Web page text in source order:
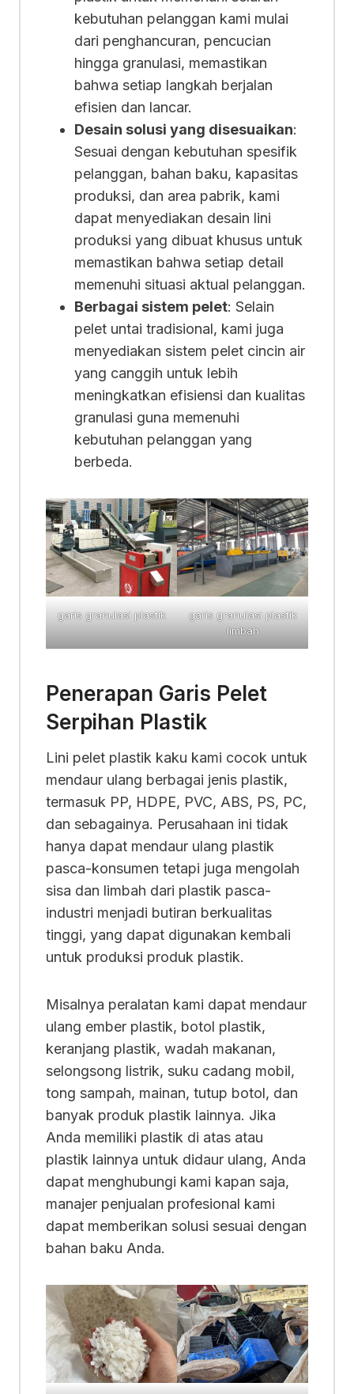
kebutuhan pelanggan kami mulai
dari penghancuran, pencucian
hingga granulasi, memastikan
bahwa setiap langkah berjalan
efisien dan lancar.
Desain solusi yang disesuaikan:
Sesuai dengan kebutuhan spesifik
pelanggan, bahan baku, kapasitas
produksi, dan area pabrik, kami
dapat menyediakan desain lini
produksi yang dibuat khusus untuk
memastikan bahwa setiap detail
memenuhi situasi aktual pelanggan.
Berbagai sistem pelet: Selain
pelet untai tradisional, kami juga
menyediakan sistem pelet cincin air
yang canggih untuk lebih
meningkatkan efisiensi dan kualitas
granulasi guna memenuhi
kebutuhan pelanggan yang
berbeda.
garis granulasi plastik
garis granulasi plastik
limbah
Penerapan Garis Pelet
Serpihan Plastik
Lini pelet plastik kaku kami cocok untuk
mendaur ulang berbagai jenis plastik,
termasuk PP, HDPE, PVC, ABS, PS, PC,
dan sebagainya. Perusahaan ini tidak
hanya dapat mendaur ulang plastik
pasca-konsumen tetapi juga mengolah
sisa dan limbah dari plastik pasca-
industri menjadi butiran berkualitas
tinggi, yang dapat digunakan kembali
untuk produksi produk plastik.
Misalnya peralatan kami dapat mendaur
ulang ember plastik, botol plastik,
keranjang plastik, wadah makanan,
selongsong listrik, suku cadang mobil,
tong sampah, mainan, tutup botol, dan
banyak produk plastik lainnya. Jika
Anda memiliki plastik di atas atau
plastik lainnya untuk didaur ulang, Anda
dapat menghubungi kami kapan saja,
manajer penjualan profesional kami
dapat memberikan solusi sesuai dengan
bahan baku Anda.